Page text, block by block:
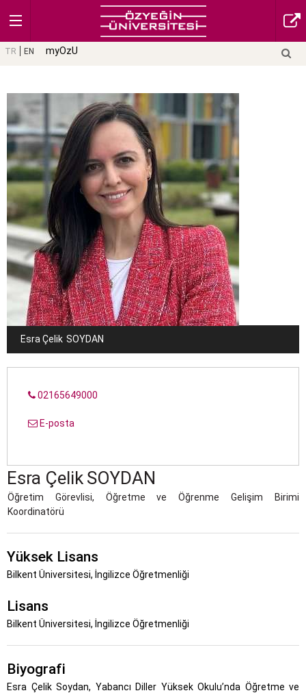
TR EN myOzU
Esra Çelik SOYDAN
02165649000
E-posta
Esra Çelik SOYDAN
Öğretim Görevlisi, Öğretme ve Öğrenme Gelişim Birimi
Koordinatörü
Yüksek Lisans
Bilkent Üniversitesi, İngilizce Öğretmenliği
Lisans
Bilkent Üniversitesi, İngilizce Öğretmenliği
Biyografi
Esra Çelik Soydan, Yabancı Diller Yüksek Okulu’nda Öğretme ve